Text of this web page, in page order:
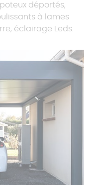
déportés,
à lames
éclairage Leds.